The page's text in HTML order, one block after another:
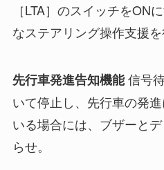
［LTA］のスイッチをON
なステアリング操作支援を
先行車発進告知機能信号
いて停止し、先行車の発
いる場合には、ブザーと
らせ。